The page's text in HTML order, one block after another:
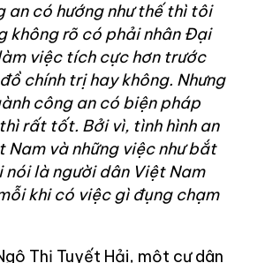
an có hướng như thế thì tôi
không rõ có phải nhân Đại
việc tích cực hơn trước
chính trị hay không. Nhưng
công an có biện pháp
rất tốt. Bởi vì, tình hình an
và những việc như bắt
là người dân Việt Nam
khi có việc gì đụng chạm
Thị Tuyết Hải, một cư dân